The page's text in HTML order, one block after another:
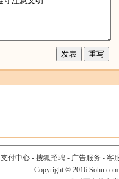
支付中心- 搜狐招聘- 广告服务 - 客
Copyright © 2016